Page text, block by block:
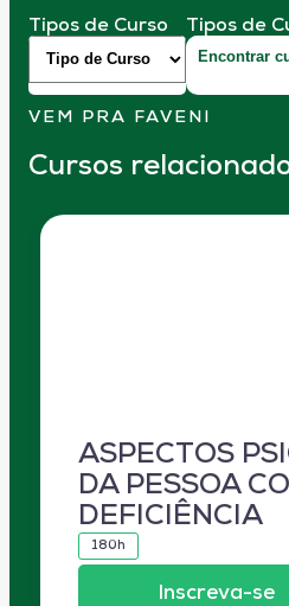
Tipos de Curso Tipos de
VEM PRA FAVENI
Cursos
ASPECTOS
DA PESSOA
DEFICIÊNCIA
180h
Inscreva-se